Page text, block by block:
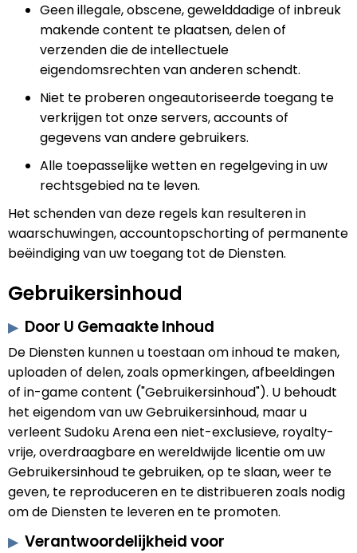
Geen illegale, obscene, gewelddadige of inbreuk
makende content te plaatsen, delen of
verzenden die de intellectuele
eigendomsrechten van anderen schendt.
Niet te proberen ongeautoriseerde toegang te
verkrijgen tot onze servers, accounts of
gegevens van andere gebruikers.
Alle toepasselijke wetten en regelgeving in uw
rechtsgebied na te leven.
Het schenden van deze regels kan resulteren in
waarschuwingen, accountopschorting of permanente
beëindiging van uw toegang tot de Diensten.
Gebruikersinhoud
Door U Gemaakte Inhoud
De Diensten kunnen u toestaan om inhoud te maken,
uploaden of delen, zoals opmerkingen, afbeeldingen
of in-game content ("Gebruikersinhoud"). U behoudt
het eigendom van uw Gebruikersinhoud, maar u
verleent Sudoku Arena een niet-exclusieve, royalty-
vrije, overdraagbare en wereldwijde licentie om uw
Gebruikersinhoud te gebruiken, op te slaan, weer te
geven, te reproduceren en te distribueren zoals nodig
om de Diensten te leveren en te promoten.
Verantwoordelijkheid voor